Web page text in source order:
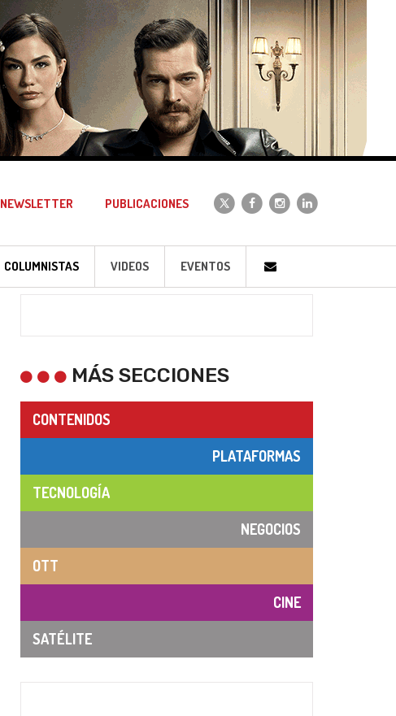
NEWSLETTER PUBLICACIONES
COLUMNISTAS VIDEOS EVENTOS
MÁS SECCIONES
CONTENIDOS
PLATAFORMAS
TECNOLOGÍA
NEGOCIOS
OTT
CINE
SATÉLITE